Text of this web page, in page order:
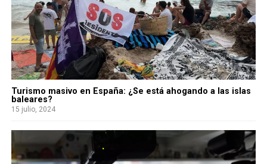
Turismo masivo en España: ¿Se está ahogando a las islas
baleares?
15 julio, 2024